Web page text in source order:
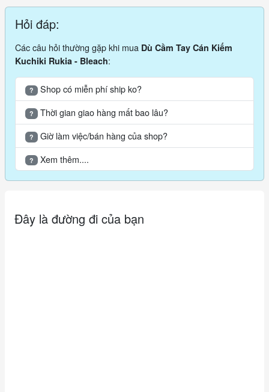
Hỏi đáp:
Các câu hỏi thường gặp khi mua Dù Cầm Tay Cán Kiếm
Kuchiki Rukia - Bleach:
? Shop có miễn phí ship ko?
? Thời gian giao hàng mất bao lâu?
? Giờ làm việc/bán hàng của shop?
? Xem thêm....
Đây là đường đi của bạn